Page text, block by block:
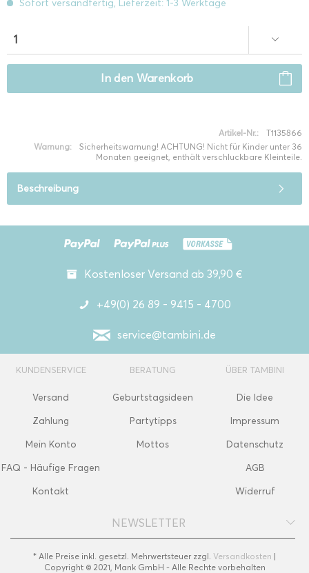
Sofort versandfertig, Lieferzeit: 1-3 Werktage
In den Warenkorb
Artikel-Nr.:
T1135866
Warnung:
Sicherheitswarnung! ACHTUNG! Nicht für Kinder unter 36
Monaten geeignet, enthält verschluckbare Kleinteile.
Beschreibung
Kostenloser Versand ab 39,90 €
+49(0) 26 89 - 9415 - 4700
service@tambini.de
KUNDENSERVICE
Versand
Zahlung
Mein Konto
FAQ - Häufige Fragen
Kontakt
BERATUNG
Geburtstagsideen
Partytipps
Mottos
ÜBER TAMBINI
Die Idee
Impressum
Datenschutz
AGB
Widerruf
NEWSLETTER
* Alle Preise inkl. gesetzl. Mehrwertsteuer zzgl. Versandkosten |
Copyright © 2021, Mank GmbH - Alle Rechte vorbehalten